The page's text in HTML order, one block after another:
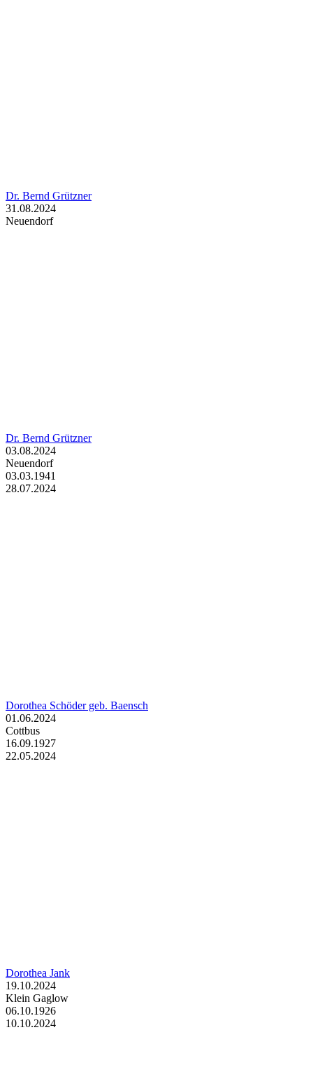
Dr. Bernd Grützner
31.08.2024
Neuendorf
Dr. Bernd Grützner
03.08.2024
Neuendorf
03.03.1941
28.07.2024
Dorothea Schöder geb. Baensch
01.06.2024
Cottbus
16.09.1927
22.05.2024
Dorothea Jank
19.10.2024
Klein Gaglow
06.10.1926
10.10.2024